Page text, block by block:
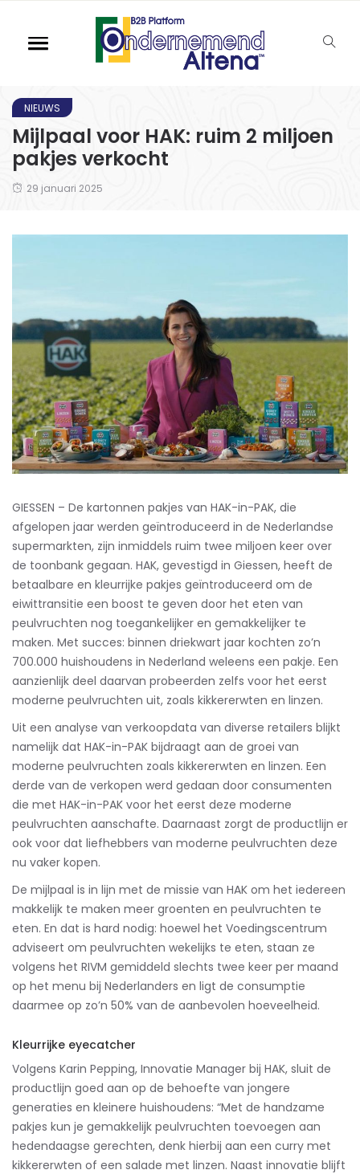
NIEUWS
Mijlpaal voor HAK: ruim 2 miljoen
pakjes verkocht
29 januari 2025
GIESSEN – De kartonnen pakjes van HAK-in-PAK, die
afgelopen jaar werden geïntroduceerd in de Nederlandse
supermarkten, zijn inmiddels ruim twee miljoen keer over
de toonbank gegaan. HAK, gevestigd in Giessen, heeft de
betaalbare en kleurrijke pakjes geïntroduceerd om de
eiwittransitie een boost te geven door het eten van
peulvruchten nog toegankelijker en gemakkelijker te
maken. Met succes: binnen driekwart jaar kochten zo’n
700.000 huishoudens in Nederland weleens een pakje. Een
aanzienlijk deel daarvan probeerden zelfs voor het eerst
moderne peulvruchten uit, zoals kikkererwten en linzen.
Uit een analyse van verkoopdata van diverse retailers blijkt
namelijk dat HAK-in-PAK bijdraagt aan de groei van
moderne peulvruchten zoals kikkererwten en linzen. Een
derde van de verkopen werd gedaan door consumenten
die met HAK-in-PAK voor het eerst deze moderne
peulvruchten aanschafte. Daarnaast zorgt de productlijn er
ook voor dat liefhebbers van moderne peulvruchten deze
nu vaker kopen.
De mijlpaal is in lijn met de missie van HAK om het iedereen
makkelijk te maken meer groenten en peulvruchten te
eten. En dat is hard nodig: hoewel het Voedingscentrum
adviseert om peulvruchten wekelijks te eten, staan ze
volgens het RIVM gemiddeld slechts twee keer per maand
op het menu bij Nederlanders en ligt de consumptie
daarmee op zo’n 50% van de aanbevolen hoeveelheid.
Kleurrijke eyecatcher
Volgens Karin Pepping, Innovatie Manager bij HAK, sluit de
productlijn goed aan op de behoefte van jongere
generaties en kleinere huishoudens: “Met de handzame
pakjes kun je gemakkelijk peulvruchten toevoegen aan
hedendaagse gerechten, denk hierbij aan een curry met
kikkererwten of een salade met linzen. Naast innovatie blijft